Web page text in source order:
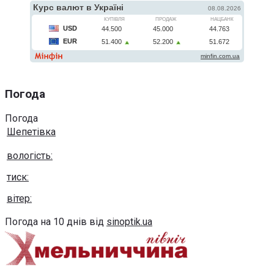
Погода
Погода
Шепетівка
вологість:
тиск:
вітер:
Погода на 10 днів від sinoptik.ua